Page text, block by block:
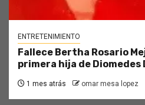
ENTRETENIMIENTO
Fallece Bertha Rosario
primera hija de Diomedes
1 mes atrás omar mesa lopez